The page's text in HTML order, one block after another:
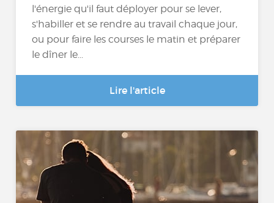
l'énergie qu'il faut déployer pour se lever,
s'habiller et se rendre au travail chaque jour,
ou pour faire les courses le matin et préparer
le dîner le...
Lire l'article